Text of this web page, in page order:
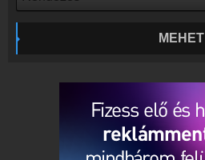
Rádió beágyazás
Ágyazd be weboldaladba MEHET